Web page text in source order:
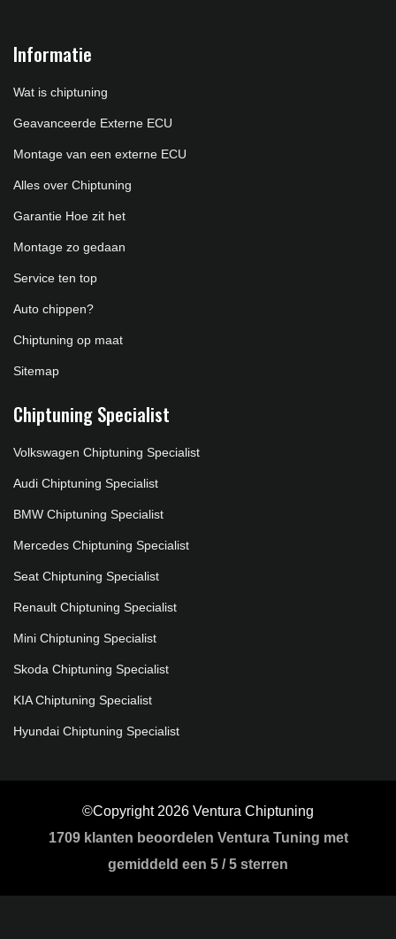
Informatie
Wat is chiptuning
Geavanceerde Externe ECU
Montage van een externe ECU
Alles over Chiptuning
Garantie Hoe zit het
Montage zo gedaan
Service ten top
Auto chippen?
Chiptuning op maat
Sitemap
Chiptuning Specialist
Volkswagen Chiptuning Specialist
Audi Chiptuning Specialist
BMW Chiptuning Specialist
Mercedes Chiptuning Specialist
Seat Chiptuning Specialist
Renault Chiptuning Specialist
Mini Chiptuning Specialist
Skoda Chiptuning Specialist
KIA Chiptuning Specialist
Hyundai Chiptuning Specialist
©Copyright 2026 Ventura Chiptuning
1709klanten beoordelen Ventura Tuning met
gemiddeld een 5 /5 sterren